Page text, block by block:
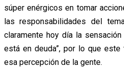
súper enérgicos en tomar
las responsabilidades del
claramente hoy día la
está en deuda”, por lo que
esa percepción de la gente.